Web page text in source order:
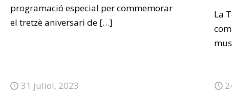
programació especial per commemorar
el tretzè aniversari de[…]
La
31 juliol, 2023